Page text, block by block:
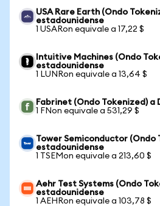
USA Rare Earth (Ondo
estadounidense
1 USARon equivale a 17,22 $
Intuitive Machines (Ondo
estadounidense
1 LUNRon equivale a 13,64 $
Fabrinet (Ondo Tokenized)
1 FNon equivale a 531,29 $
Tower Semiconductor (Ondo
estadounidense
1 TSEMon equivale a 213,60 $
Aehr Test Systems (Ondo
estadounidense
1 AEHRon equivale a 103,78 $